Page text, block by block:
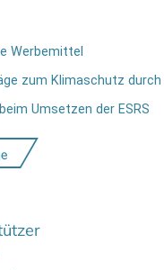
Werbemittel
zum Klimaschutz
Umsetzen der ESRS